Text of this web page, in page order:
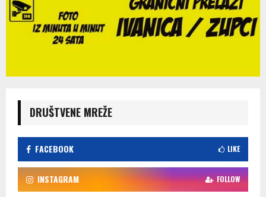
DRUŠTVENE MREŽE
FACEBOOK LIKE
INSTAGRAM FOLLOW